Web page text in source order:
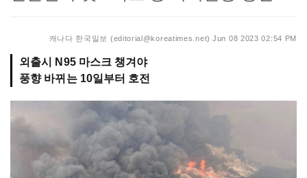
캐나다 한국일보 (editorial@koreatimes.net) Jun 08 2023 02:54 PM
외출시 N95 마스크 챙겨야
풍향 바뀌는 10일부터 호전